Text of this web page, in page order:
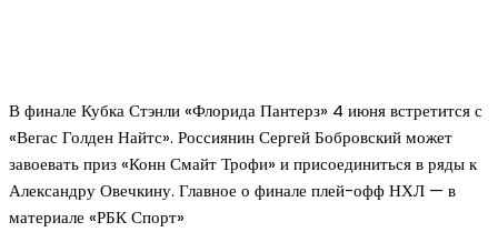
В финале Кубка Стэнли «Флорида Пантерз» 4 июня встретится с
«Вегас Голден Найтс». Россиянин Сергей Бобровский может
завоевать приз «Конн Смайт Трофи» и присоединиться в ряды к
Александру Овечкину. Главное о финале плей-офф НХЛ — в
материале «РБК Спорт»